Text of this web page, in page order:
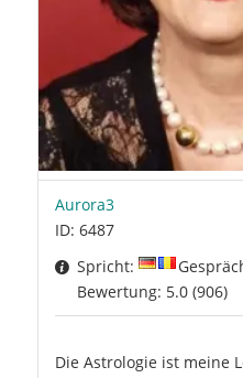
Aurora3
ID: 6487
Spricht:
Bewertung: 5.0 (906)
Die Astrologie ist meine